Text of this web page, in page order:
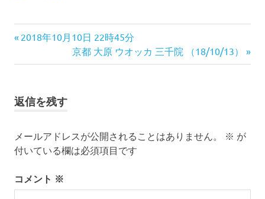
投
稿
ビ
ー
ョ
前
記
2018年10月10日 22時45分
次
の
京都 大原 ウオッカ 三千院 （18/10/13）
返信を残す
メールアドレスが公開されることはありません。 ※ が
付いている欄は必須項目です
コメント ※